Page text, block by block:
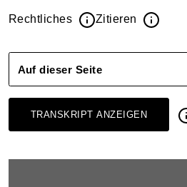
Rechtliches Zitieren
Auf dieser Seite
TRANSKRIPT ANZEIGEN